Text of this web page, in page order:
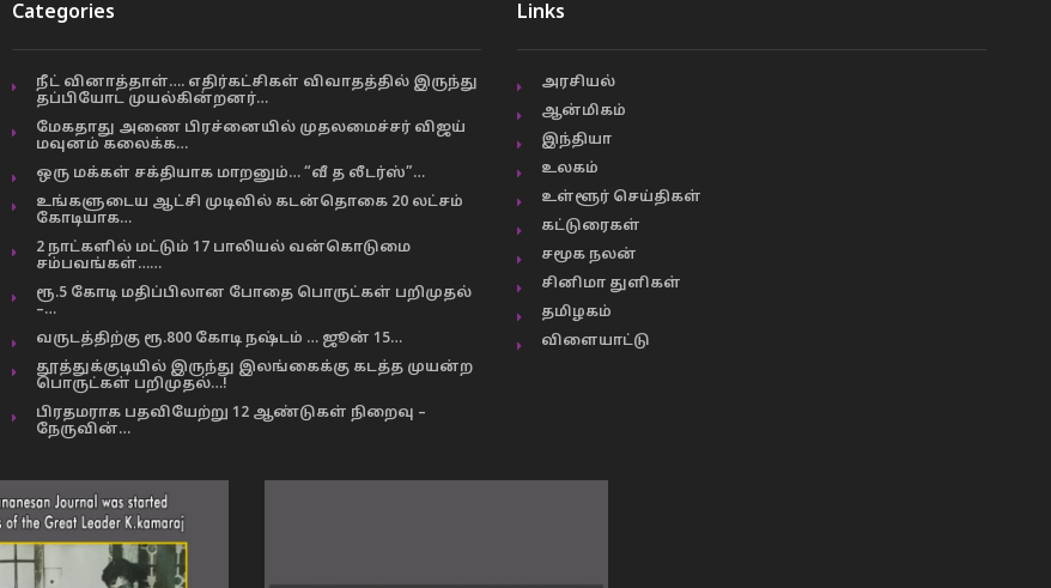
Categories
நீட் வினாத்தாள்…. எதிர்கட்சிகள் விவாதத்தில் இருந்து
தப்பியோட முயல்கின்றனர்…
மேகதாது அணை பிரச்னையில் முதலமைச்சர் விஜய்
மவுனம் கலைக்க…
ஒரு மக்கள் சக்தியாக மாறனும்… “வீ த லீடர்ஸ்”…
உங்களுடைய ஆட்சி முடிவில் கடன்தொகை 20 லட்சம்
கோடியாக…
2 நாட்களில் மட்டும் 17 பாலியல் வன்கொடுமை
சம்பவங்கள்……
ரூ.5 கோடி மதிப்பிலான போதை பொருட்கள் பறிமுதல்
–…
வருடத்திற்கு ரூ.800 கோடி நஷ்டம் … ஜூன் 15…
தூத்துக்குடியில் இருந்து இலங்கைக்கு கடத்த முயன்ற
பொருட்கள் பறிமுதல்…!
பிரதமராக பதவியேற்று 12 ஆண்டுகள் நிறைவு –
நேருவின்…
Links
அரசியல்
ஆன்மிகம்
இந்தியா
உலகம்
உள்ளூர் செய்திகள்
கட்டுரைகள்
சமூக நலன்
சினிமா துளிகள்
தமிழகம்
விளையாட்டு